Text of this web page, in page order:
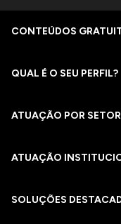
CONTEÚDOS
QUAL É O SEU PERFIL?
ATUAÇÃO POR SETOR
ATUAÇÃO
SOLUÇÕES